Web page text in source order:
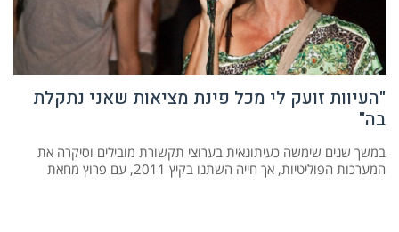
"העיוות זועק לי מכל פינת מציאות שאני נתקלת
בה"
במשך שנים שימשה כעיתונאית בערוצי תקשורת מובילים וסיקרה את
המערכות הפוליטיות, אך חייה השתנו בקיץ 2011, עם פרוץ מחאת